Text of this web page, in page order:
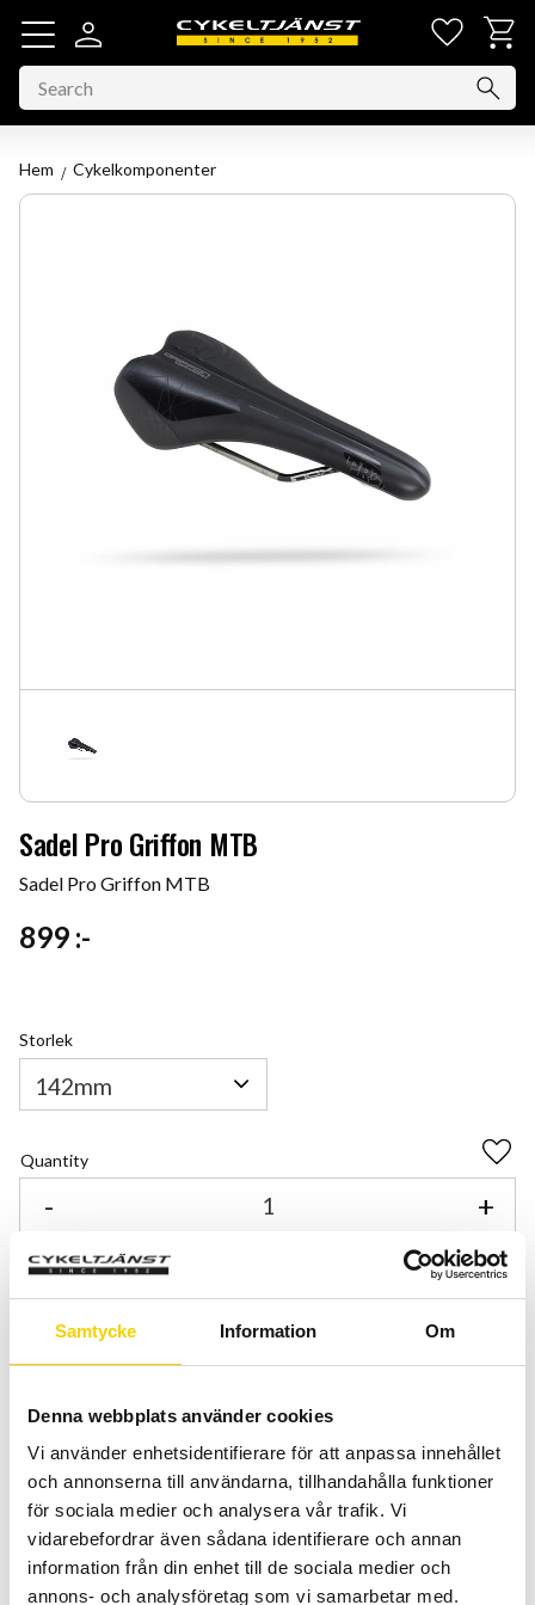
Samtycke Information Om
Denna webbplats använder cookies
Vi använder enhetsidentifierare för att anpassa innehållet
och annonserna till användarna, tillhandahålla funktioner
för sociala medier och analysera vår trafik. Vi
vidarebefordrar även sådana identifierare och annan
information från din enhet till de sociala medier och
annons- och analysföretag som vi samarbetar med.
Menu
Basket
Hem Cykelkomponenter
Sadel Pro Griffon MTB
Sadel Pro Griffon MTB
899 :-
Storlek
Quantity
+
-
Add
Stock status
To order
Article SKU
PRSA0259
Manufacturer article no
GRIFFONMTB
Med PRO's mycket genomtänkta sadelsortiment kommer